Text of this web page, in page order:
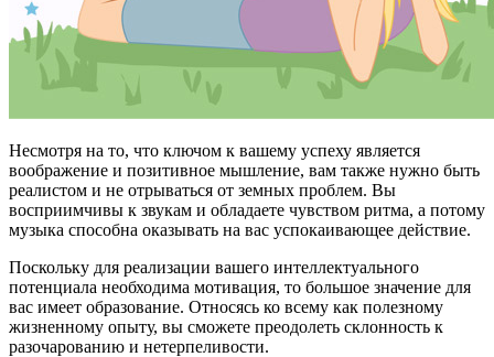
Несмотря на то, что ключом к вашему успеху является
воображение и позитивное мышление, вам также нужно быть
реалистом и не отрываться от земных проблем. Вы
восприимчивы к звукам и обладаете чувством ритма, а потому
музыка способна оказывать на вас успокаивающее действие.
Поскольку для реализации вашего интеллектуального
потенциала необходима мотивация, то большое значение для
вас имеет образование. Относясь ко всему как полезному
жизненному опыту, вы сможете преодолеть склонность к
разочарованию и нетерпеливости.